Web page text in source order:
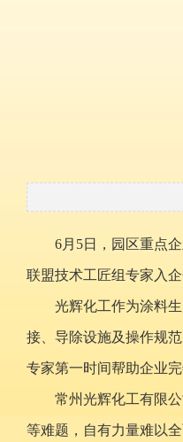
6月5日，园区重点
联盟技术工匠组专家入企
光辉化工作为涂料
接、导除设施及操作规
专家第一时间帮助企业
常州光辉化工有限
等难题，自有力量难以